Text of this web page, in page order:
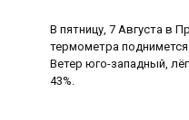
В пятницу, 7 Августа в
термометра
Ветер юго-западный,
43%.